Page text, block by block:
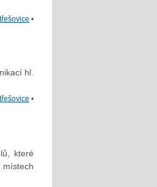
•
hl.
•
které
místech